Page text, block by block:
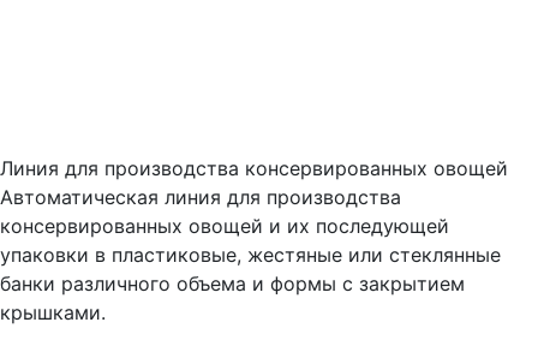
Линия для производства консервированных овощей
Автоматическая линия для производства
консервированных овощей и их последующей
упаковки в пластиковые, жестяные или стеклянные
банки различного объема и формы с закрытием
крышками.